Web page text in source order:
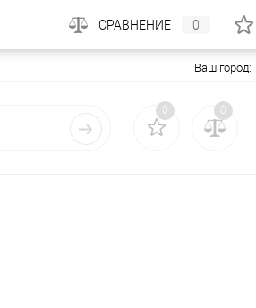
Ваш город:
0 0
СРАВНЕНИЕ 0